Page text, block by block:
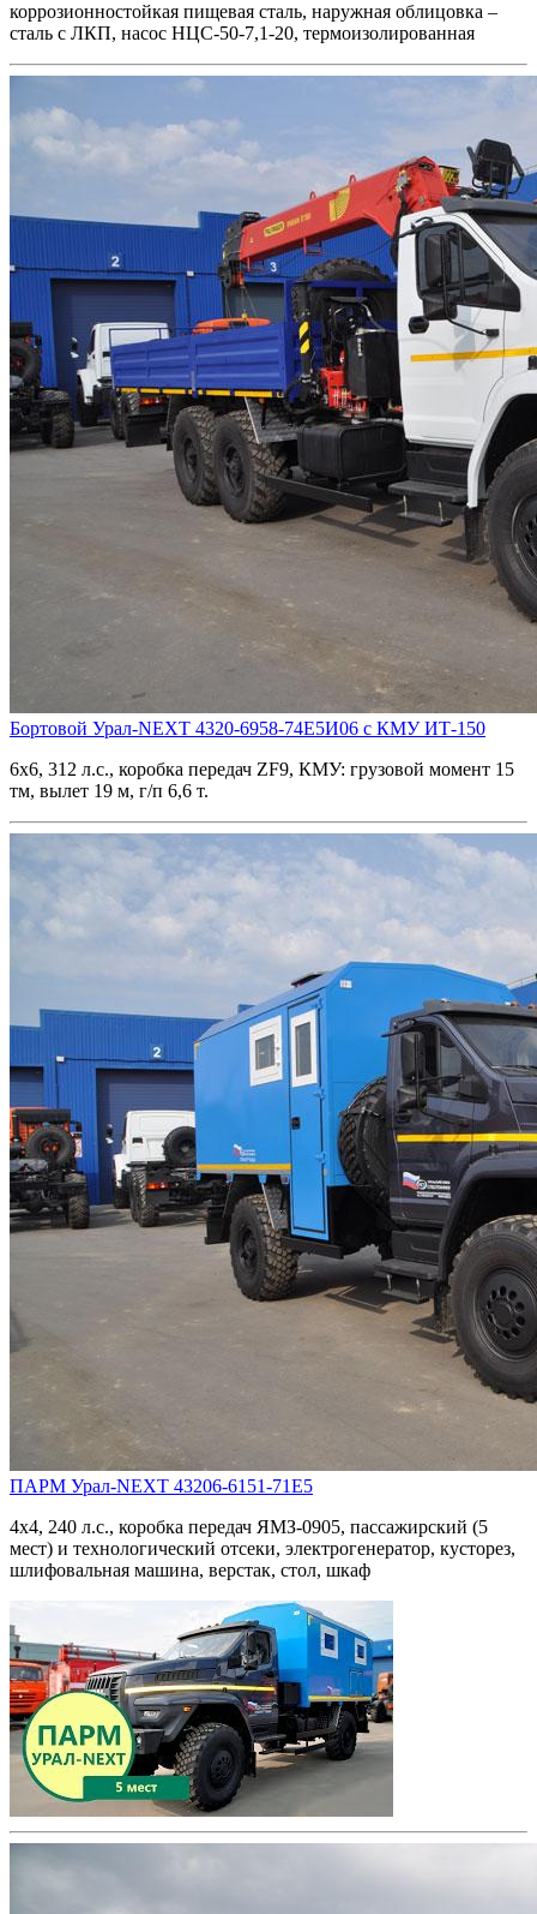
коррозионностойкая пищевая сталь, наружная облицовка –
сталь с ЛКП, насос НЦС-50-7,1-20, термоизолированная
Бортовой Урал-NEXT 4320-6958-74Е5И06 с КМУ ИТ-150
6х6, 312 л.с., коробка передач ZF9, КМУ: грузовой момент 15
тм, вылет 19 м, г/п 6,6 т.
ПАРМ Урал-NEXT 43206-6151-71Е5
4х4, 240 л.с., коробка передач ЯМЗ-0905, пассажирский (5
мест) и технологический отсеки, электрогенератор, кусторез,
шлифовальная машина, верстак, стол, шкаф